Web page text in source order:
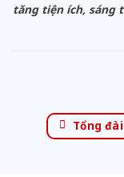
tăng tiện ích, sáng
Tổng